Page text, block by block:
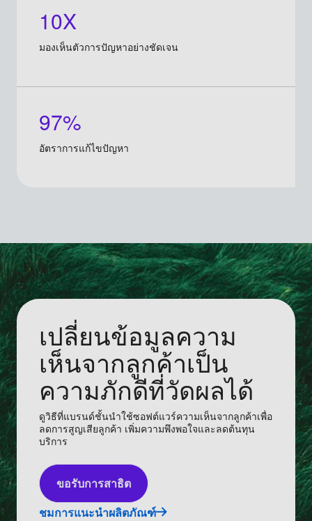
10X
มองเห็นตัวการปัญหาอย่างชัดเจน
97%
อัตราการแก้ไขปัญหา
เปลี่ยนข้อมูลความ
เห็นจากลูกค้าเป็น
ความภักดีที่วัดผลได้
ดูวิธีที่แบรนด์ชั้นนำใช้ซอฟต์แวร์ความเห็นจากลูกค้าเพื่อ
ลดการสูญเสียลูกค้า เพิ่มความพึงพอใจและลดต้นทุน
บริการ
ขอรับการสาธิต
ชมการแนะนำผลิตภัณฑ์